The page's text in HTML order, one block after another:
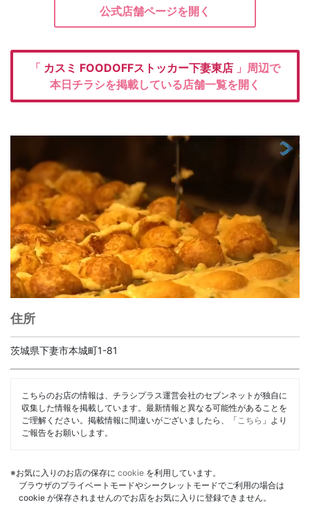
公式店舗ページを開く
「 カスミ FOODOFFストッカー下妻東店 」周辺で
本日チラシを掲載している店舗一覧を開く
住所
茨城県下妻市本城町1-81
こちらのお店の情報は、チラシプラス運営会社のセブンネットが独自に
収集した情報を掲載しています。最新情報と異なる可能性があることを
ご理解ください。掲載情報に間違いがございましたら、「 こちら 」より
ご報告をお願いします。
※お気に入りのお店の保存に cookie を利用しています。
ブラウザのプライベートモードやシークレットモードでご利用の場合は
cookie が保存されませんのでお店をお気に入りに登録できません。